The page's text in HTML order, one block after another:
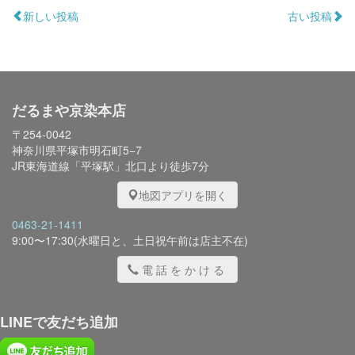
新しい投稿 古い投稿
だるまや京染本店
〒254-0042
神奈川県平塚市明石町5−7
JR東海道線「平塚駅」北口より徒歩7分
地図アプリを開く
0463-21-1411
9:00〜17:30(水曜日と、土日祝午前は店主不在)
電話をかける
LINEで友だち追加